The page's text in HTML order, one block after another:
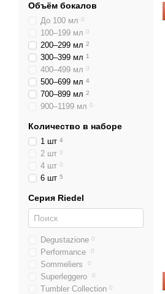
Объём бокалов
До 100 мл 0
100–199 мл 0
200–299 мл 2
300–399 мл 1
400–499 мл 0
500–699 мл 4
700–899 мл 2
900–1199 мл 0
Количество в наборе
1 шт 4
2 шт 0
4 шт 0
6 шт 5
Серия Riedel
Degustazione 0
Performance 0
Sommeliers 0
Superleggero 0
Tumbler Collection 0